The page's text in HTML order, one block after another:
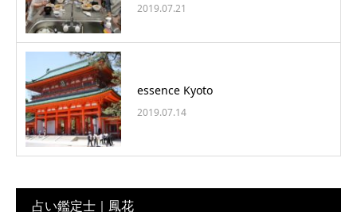
2019.07.21
essence Kyoto
2019.07.14
占い鑑定士｜鳳花